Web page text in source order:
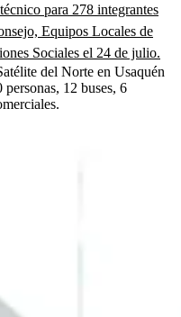
para 278 integrantes
Equipos Locales de
Sociales el 24 de julio.
del Norte en Usaquén
12 buses, 6